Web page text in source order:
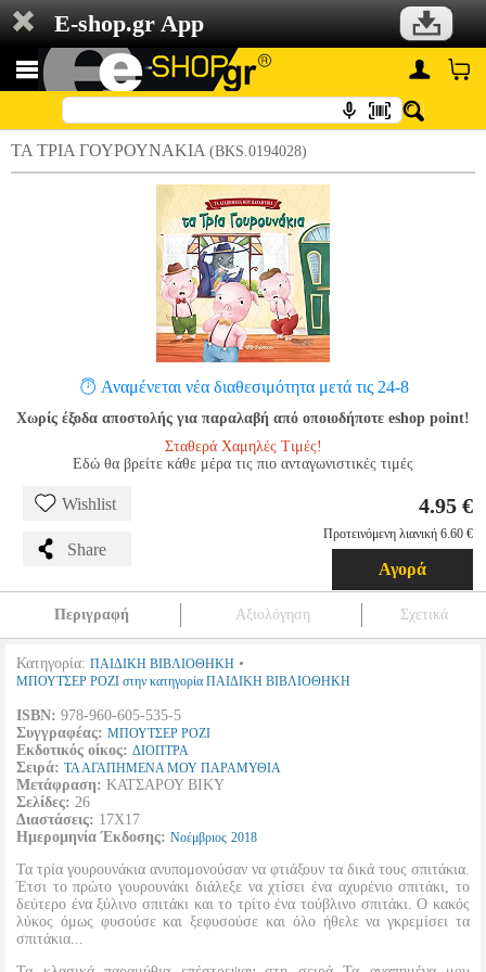
E-shop.gr App
ΤΑ ΤΡΙΑ ΓΟΥΡΟΥΝΑΚΙΑ (BKS.0194028)
Αναμένεται νέα διαθεσιμότητα μετά τις 24-8
Χωρίς έξοδα αποστολής για παραλαβή από οποιοδήποτε eshop point!
Σταθερά Χαμηλές Τιμές!
Εδώ θα βρείτε κάθε μέρα τις πιο ανταγωνιστικές τιμές
Wishlist
Share
4.95 €
Προτεινόμενη λιανική 6.60 €
Αγορά
Περιγραφή Αξιολόγηση Σχετικά
Κατηγορία: ΠΑΙΔΙΚΗ ΒΙΒΛΙΟΘΗΚΗ •
ΜΠΟΥΤΣΕΡ ΡΟΖΙ στην κατηγορία ΠΑΙΔΙΚΗ ΒΙΒΛΙΟΘΗΚΗ
ISBN: 978-960-605-535-5
Συγγραφέας: ΜΠΟΥΤΣΕΡ ΡΟΖΙ
Εκδοτικός οίκος: ΔΙΟΠΤΡΑ
Σειρά: ΤΑ ΑΓΑΠΗΜΕΝΑ ΜΟΥ ΠΑΡΑΜΥΘΙΑ
Μετάφραση: ΚΑΤΣΑΡΟΥ ΒΙΚΥ
Σελίδες: 26
Διαστάσεις: 17Χ17
Ημερομηνία Έκδοσης: Νοέμβριος 2018
Τα τρία γουρουνάκια ανυπομονούσαν να φτιάξουν τα δικά τους σπιτάκια.
Έτσι το πρώτο γουρουνάκι διάλεξε να χτίσει ένα αχυρένιο σπιτάκι, το
δεύτερο ένα ξύλινο σπιτάκι και το τρίτο ένα τούβλινο σπιτάκι. Ο κακός
λύκος όμως φυσούσε και ξεφυσούσε και όλο ήθελε να γκρεμίσει τα
σπιτάκια...